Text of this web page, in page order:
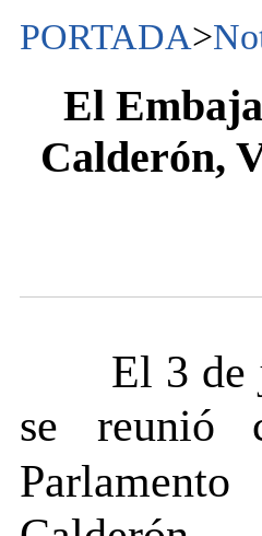
PORTADA>
El
Calderón,
El 3 de
se reunió